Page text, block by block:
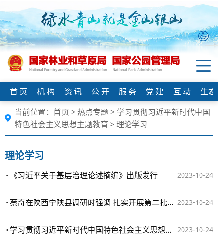
首 页 机 构 资 讯 公 开 服 务 党 建 互 动
生
当前位置： 首页 > 热点专题> 学习贯彻习近平新时代中国
特色社会主义思想主题教育 >理论学习
理论学习
2023-10-24
《习近平关于基层治理论述摘编》出版发行
2023-10-24
蔡奇在陕西宁陕县调研时强调 扎实开展第二批主题教育 确保取得实实在在的成效
2023-10-24
学习贯彻习近平新时代中国特色社会主义思想主题教育工作推进会召开